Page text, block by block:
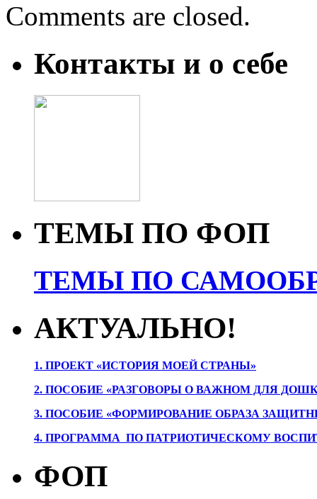
Comments are closed.
Контакты и о себе
ТЕМЫ ПО ФОП
ТЕМЫ ПО
АКТУАЛЬНО!
1. ПРОЕКТ «ИСТОРИЯ МОЕЙ СТРАНЫ»
2. ПОСОБИЕ «РАЗГОВОРЫ О ВАЖНОМ ДЛЯ
3. ПОСОБИЕ «ФОРМИРОВАНИЕ ОБРАЗА
4. ПРОГРАММА ПО ПАТРИОТИЧЕСКОМУ
ФОП